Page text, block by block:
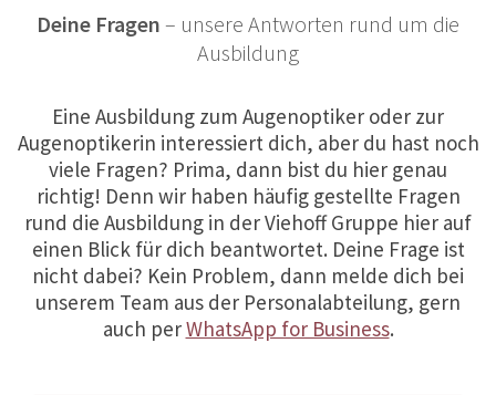
Deine Fragen – unsere Antworten rund um die
Ausbildung
Eine Ausbildung zum Augenoptiker oder zur
Augenoptikerin interessiert dich, aber du hast noch
viele Fragen? Prima, dann bist du hier genau
richtig! Denn wir haben häufig gestellte Fragen
rund die Ausbildung in der Viehoff Gruppe hier auf
einen Blick für dich beantwortet. Deine Frage ist
nicht dabei? Kein Problem, dann melde dich bei
unserem Team aus der Personalabteilung, gern
auch perWhatsApp for Business.